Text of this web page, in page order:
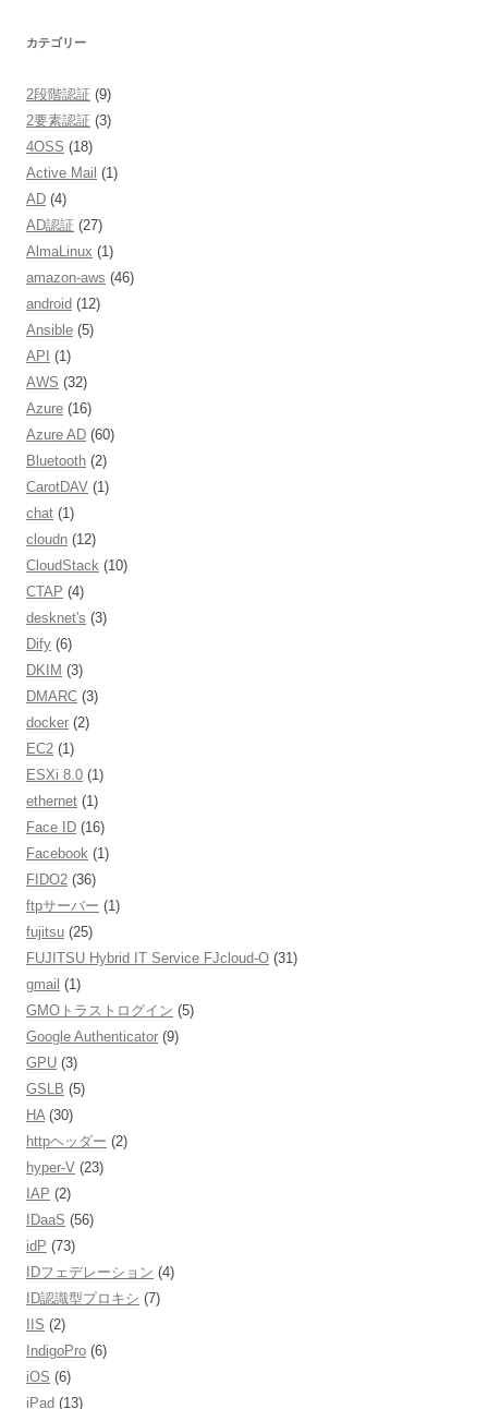
カテゴリー
2段階認証 (9)
2要素認証 (3)
4OSS (18)
Active Mail (1)
AD (4)
AD認証 (27)
AlmaLinux (1)
amazon-aws (46)
android (12)
Ansible (5)
API (1)
AWS (32)
Azure (16)
Azure AD (60)
Bluetooth (2)
CarotDAV (1)
chat (1)
cloudn (12)
CloudStack (10)
CTAP (4)
desknet's (3)
Dify (6)
DKIM (3)
DMARC (3)
docker (2)
EC2 (1)
ESXi 8.0 (1)
ethernet (1)
Face ID (16)
Facebook (1)
FIDO2 (36)
ftpサーバー (1)
fujitsu (25)
FUJITSU Hybrid IT Service FJcloud-O (31)
gmail (1)
GMOトラストログイン (5)
Google Authenticator (9)
GPU (3)
GSLB (5)
HA(30)
httpヘッダー (2)
hyper-V (23)
IAP (2)
IDaaS (56)
idP (73)
IDフェデレーション (4)
ID認識型プロキシ (7)
IIS (2)
IndigoPro (6)
iOS (6)
iPad (13)